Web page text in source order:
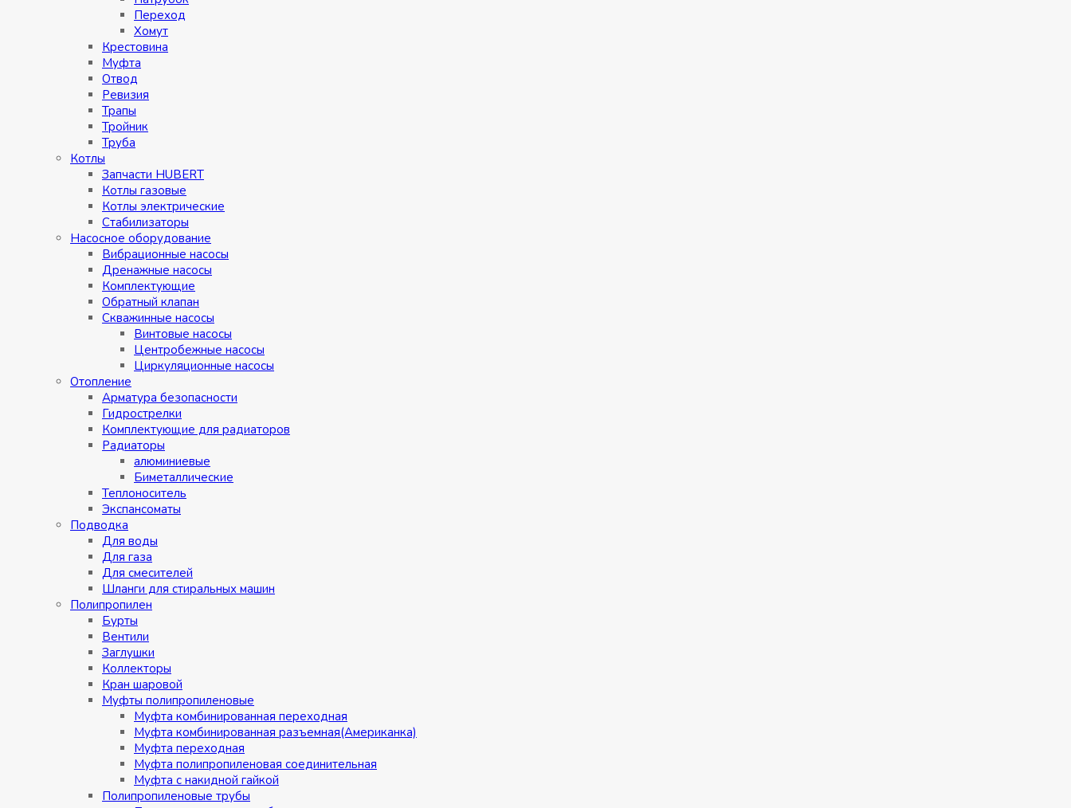
Переход
Хомут
Крестовина
Муфтa
Отвод
Ревизия
Трапы
Тройник
Труба
Котлы
Запчасти HUBERT
Котлы газовые
Котлы электрические
Стабилизаторы
Насосное оборудование
Вибрационные насосы
Дренажные насосы
Комплектующие
Обратный клапан
Скважинные насосы
Винтовые насосы
Центробежные насосы
Циркуляционные насосы
Отопление
Арматура безопасности
Гидрострелки
Комплектующие для радиаторов
Радиаторы
алюминиевые
Биметаллические
Теплоноситель
Экспансоматы
Подводка
Для воды
Для газа
Для смесителей
Шланги для стиральных машин
Полипропилен
Бурты
Вентили
Заглушки
Коллекторы
Кран шаровой
Муфты полипропиленовые
Муфта комбинированная переходная
Муфта комбинированная разъемная(Американка)
Муфта переходная
Муфта полипропиленовая соединительная
Муфта с накидной гайкой
Полипропиленовые трубы